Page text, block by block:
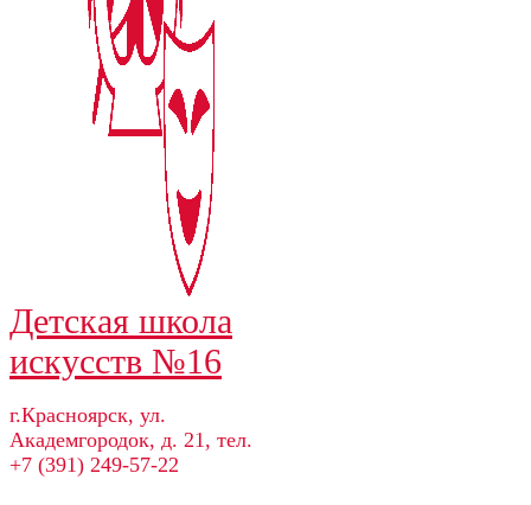
Детская школа
искусств №16
г.Красноярск, ул.
Академгородок, д. 21, тел.
+7 (391) 249-57-22